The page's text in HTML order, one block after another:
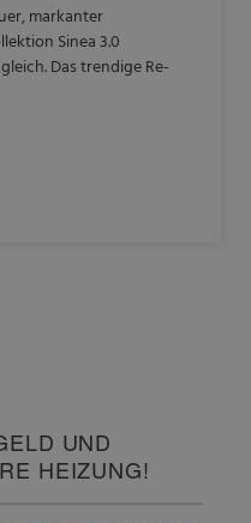
markanter
Sinea 3.0
Das trendige Re-
UND
HEIZUNG!